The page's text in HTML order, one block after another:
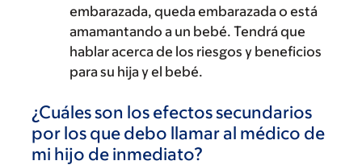
embarazada, queda embarazada o está
amamantando a un bebé. Tendrá que
hablar acerca de los riesgos y beneficios
para su hija y el bebé.
¿Cuáles son los efectos secundarios
por los que debo llamar al médico de
mi hijo de inmediato?